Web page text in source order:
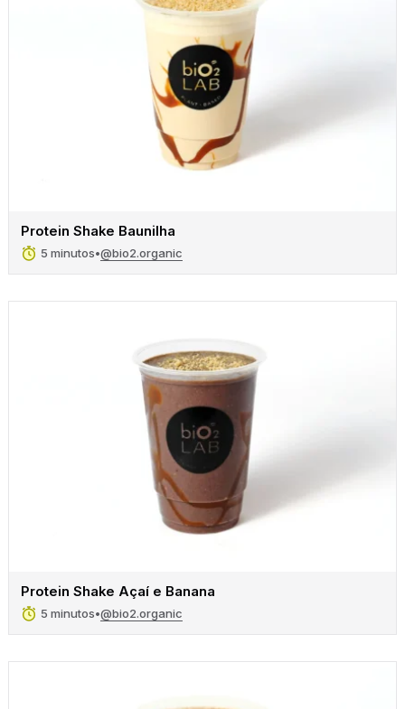
Protein Shake Baunilha
5 minutos•@bio2.organic
Protein Shake Açaí e Banana
5 minutos•@bio2.organic